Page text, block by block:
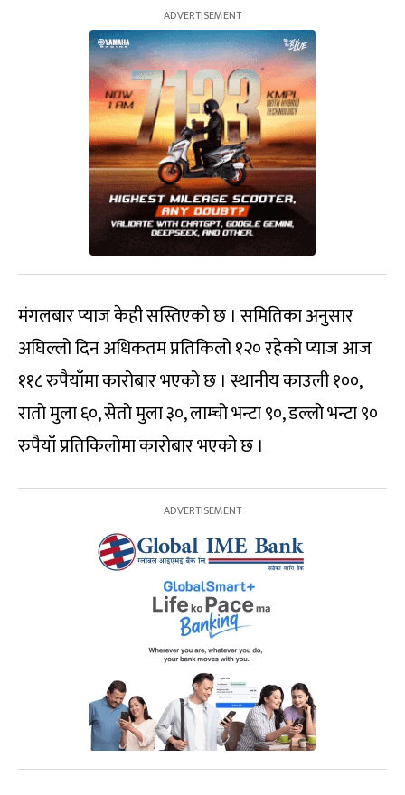
मंगलबार प्याज केही सस्तिएको छ । समितिका अनुसार
अघिल्लो दिन अधिकतम प्रतिकिलो १२० रहेको प्याज आज
११८ रुपैयाँमा कारोबार भएको छ । स्थानीय काउली १००,
रातो मुला ६०, सेतो मुला ३०, लाम्चो भन्टा ९०, डल्लो भन्टा ९०
रुपैयाँ प्रतिकिलोमा कारोबार भएको छ ।